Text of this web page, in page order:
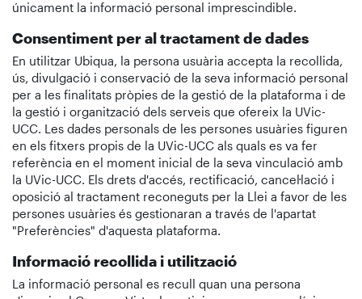
únicament la informació personal imprescindible.
Consentiment per al tractament de dades
En utilitzar Ubiqua, la persona usuària accepta la recollida,
ús, divulgació i conservació de la seva informació personal
per a les finalitats pròpies de la gestió de la plataforma i de
la gestió i organització dels serveis que ofereix la UVic-
UCC. Les dades personals de les persones usuàries figuren
en els fitxers propis de la UVic-UCC als quals es va fer
referència en el moment inicial de la seva vinculació amb
la UVic-UCC. Els drets d'accés, rectificació, cancel·lació i
oposició al tractament reconeguts per la Llei a favor de les
persones usuàries és gestionaran a través de l'apartat
"Preferències" d'aquesta plataforma.
Informació recollida i utilització
La informació personal es recull quan una persona